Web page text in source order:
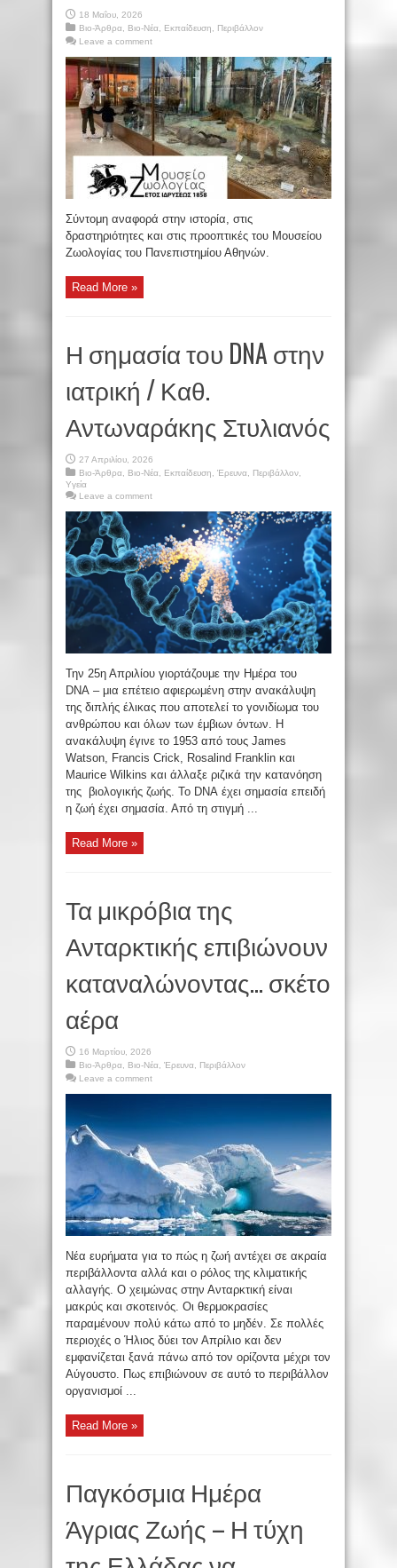
18 Μαΐου, 2026
Βιο-Άρθρα
Βιο-Νέα Εκπαίδευση
Περιβάλλον
Leave a comment
Σύντομη αναφορά στην ιστορία, στις
δραστηριότητες και στις προοπτικές του Μουσείου
Ζωολογίας του Πανεπιστημίου Αθηνών.
Read More »
Η σημασία του DNA στην
ιατρική / Καθ.
Αντωναράκης Στυλιανός
27 Απριλίου, 2026
Βιο-Άρθρα
Βιο-Νέα Εκπαίδευση Έρευνα Περιβάλλον
Υγεία
Leave a comment
Την 25η Απριλίου γιορτάζουμε την Ημέρα του
DNA – μια επέτειο αφιερωμένη στην ανακάλυψη
της διπλής έλικας που αποτελεί το γονιδίωμα του
ανθρώπου και όλων των έμβιων όντων. Η
ανακάλυψη έγινε το 1953 από τους James
Watson, Francis Crick, Rosalind Franklin και
Maurice Wilkins και άλλαξε ριζικά την κατανόηση
της βιολογικής ζωής. Το DNA έχει σημασία επειδή
η ζωή έχει σημασία. Από τη στιγμή ...
Read More »
Τα μικρόβια της
Ανταρκτικής επιβιώνουν
καταναλώνοντας… σκέτο
αέρα
16 Μαρτίου, 2026
Βιο-Άρθρα
Βιο-Νέα Έρευνα
Περιβάλλον
Leave a comment
Νέα ευρήματα για το πώς η ζωή αντέχει σε ακραία
περιβάλλοντα αλλά και ο ρόλος της κλιματικής
αλλαγής. Ο χειμώνας στην Ανταρκτική είναι
μακρύς και σκοτεινός. Οι θερμοκρασίες
παραμένουν πολύ κάτω από το μηδέν. Σε πολλές
περιοχές ο Ήλιος δύει τον Απρίλιο και δεν
εμφανίζεται ξανά πάνω από τον ορίζοντα μέχρι τον
Αύγουστο. Πως επιβιώνουν σε αυτό το περιβάλλον
οργανισμοί ...
Read More »
Παγκόσμια Ημέρα
Άγριας Ζωής – Η τύχη